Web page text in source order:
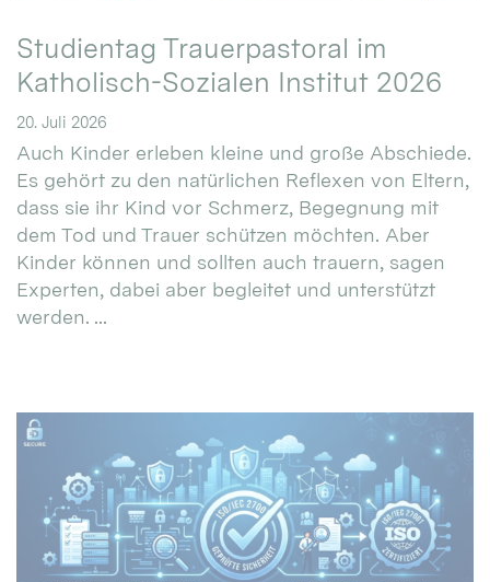
Studientag Trauerpastoral im
Katholisch-Sozialen Institut 2026
20. Juli 2026
Auch Kinder erleben kleine und große Abschiede.
Es gehört zu den natürlichen Reflexen von Eltern,
dass sie ihr Kind vor Schmerz, Begegnung mit
dem Tod und Trauer schützen möchten. Aber
Kinder können und sollten auch trauern, sagen
Experten, dabei aber begleitet und unterstützt
werden. ...